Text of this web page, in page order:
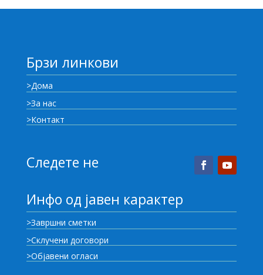
Брзи линкови
>Дома
>За нас
>Контакт
Следете не
Инфо од јавен карактер
>Завршни сметки
>Склучени договори
>Објавени огласи